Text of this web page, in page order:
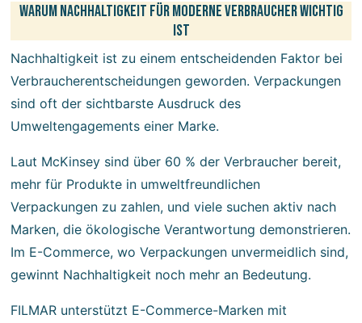
Warum Nachhaltigkeit für moderne Verbraucher wichtig
ist
Nachhaltigkeit ist zu einem entscheidenden Faktor bei
Verbraucherentscheidungen geworden. Verpackungen
sind oft der sichtbarste Ausdruck des
Umweltengagements einer Marke.
Laut McKinsey sind über 60 % der Verbraucher bereit,
mehr für Produkte in umweltfreundlichen
Verpackungen zu zahlen, und viele suchen aktiv nach
Marken, die ökologische Verantwortung demonstrieren.
Im E-Commerce, wo Verpackungen unvermeidlich sind,
gewinnt Nachhaltigkeit noch mehr an Bedeutung.
FILMAR unterstützt E-Commerce-Marken mit